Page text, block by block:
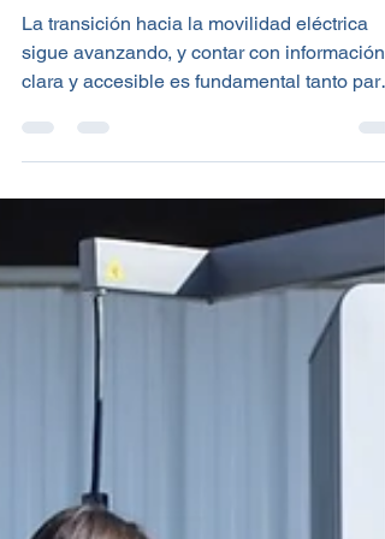
vehículos eléctricos
La transición hacia la movilidad eléctrica
sigue avanzando, y contar con información
clara y accesible es fundamental tanto para
emobility.dinuy.com , su nueva plataforma
digital concebida como el punto de acceso
central a toda su gama de soluciones de
recarga . Esta nueva web, a la que también
se puede acceder desde la sección de
productos de la página principal dinuy.com ,